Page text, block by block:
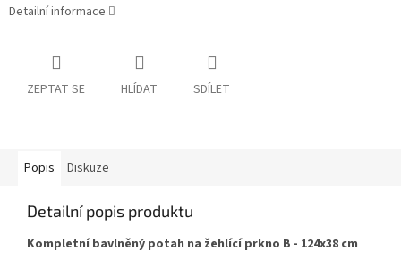
Detailní informace
ZEPTAT SE HLÍDAT SDÍLET
Popis Diskuze
Detailní popis produktu
Kompletní bavlněný potah na žehlící prkno B - 124x38 cm